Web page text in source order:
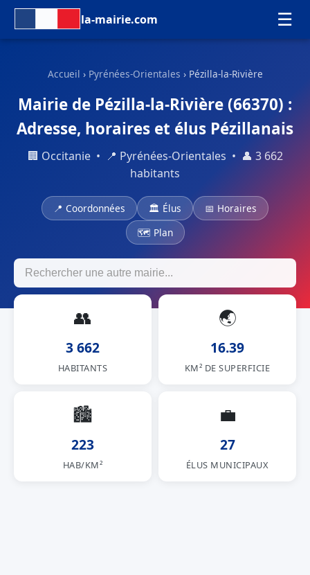
la-mairie.com ☰
Accueil › Pyrénées-Orientales › Pézilla-la-Rivière
Mairie de Pézilla-la-Rivière (66370) :
Adresse, horaires et élus Pézillanais
🏢 Occitanie • 📍 Pyrénées-Orientales • 👤 3 662
habitants
📍 Coordonnées 🏛 Élus
📅 Horaires
🗺 Plan
👥
3 662
HABITANTS
🌏
16.39
KM² DE SUPERFICIE
🏙
223
HAB/KM²
💼
27
ÉLUS MUNICIPAUX